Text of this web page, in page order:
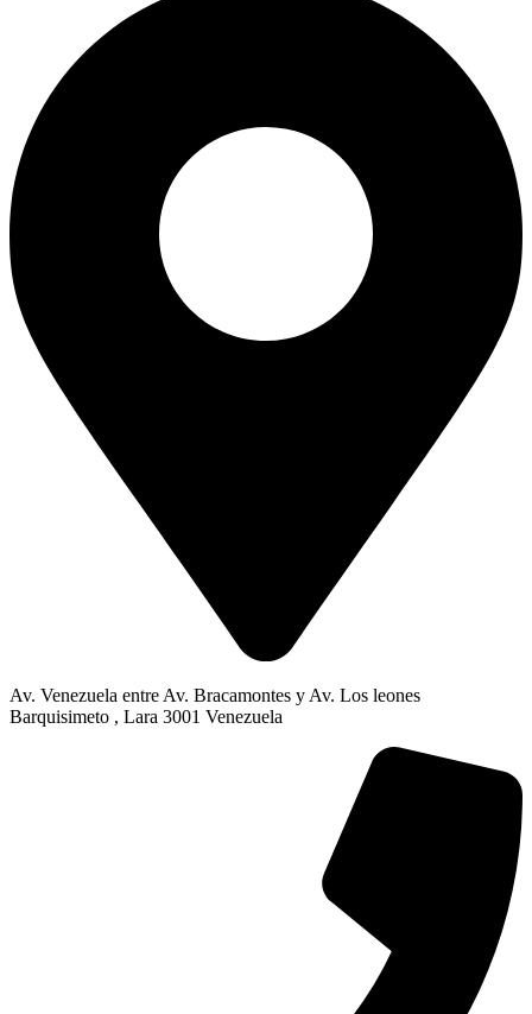
Av. Venezuela entre Av. Bracamontes y Av. Los leones
Barquisimeto , Lara 3001 Venezuela